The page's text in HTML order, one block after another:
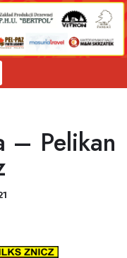
– Pelikan